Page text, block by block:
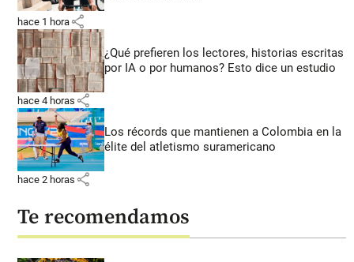
hace 1 hora share
¿Qué prefieren los lectores, historias escritas
por IA o por humanos? Esto dice un estudio
hace 4 horas share
Los récords que mantienen a Colombia en la
élite del atletismo suramericano
hace 2 horas share
Te recomendamos